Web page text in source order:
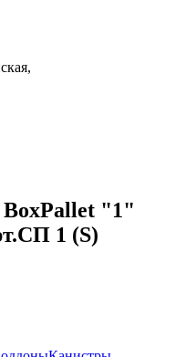
BoxPallet "1"
1 (S)